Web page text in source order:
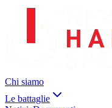
Chi siamo
Le battaglie